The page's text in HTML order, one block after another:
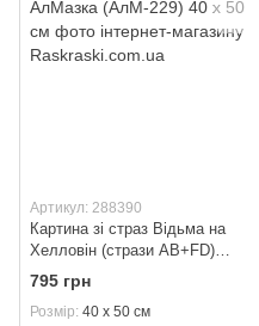
Артикул: 288390
Картина зі страз Відьма на
Хелловін (стрази AB+FD)
АлМазка (АлМ-229) 40 х 50 см
795 грн
Розмір 40 х 50 см